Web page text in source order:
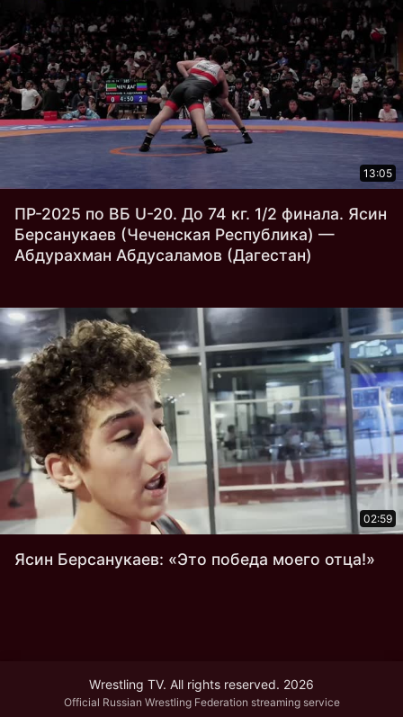
13:05
ПР-2025 по ВБ U-20. До 74 кг. 1/2 финала. Ясин
Берсанукаев (Чеченская Республика) —
Абдурахман Абдусаламов (Дагестан)
02:59
Ясин Берсанукаев: «Это победа моего отца!»
Wrestling TV. All rights reserved. 2026
Official Russian Wrestling Federation streaming service